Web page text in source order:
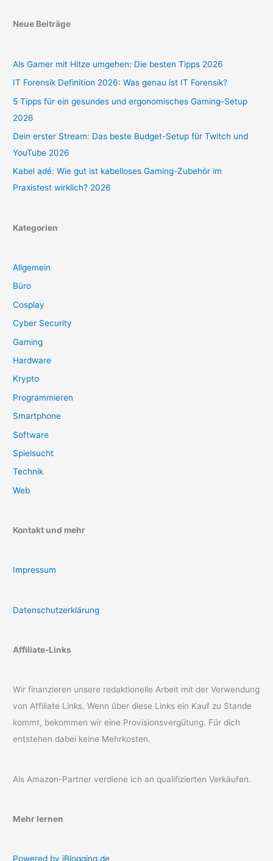
Neue Beiträge
Als Gamer mit Hitze umgehen: Die besten Tipps 2026
IT Forensik Definition 2026: Was genau ist IT Forensik?
5 Tipps für ein gesundes und ergonomisches Gaming-Setup
2026
Dein erster Stream: Das beste Budget-Setup für Twitch und
YouTube 2026
Kabel adé: Wie gut ist kabelloses Gaming-Zubehör im
Praxistest wirklich? 2026
Kategorien
Allgemein
Büro
Cosplay
Cyber Security
Gaming
Hardware
Krypto
Programmieren
Smartphone
Software
Spielsucht
Technik
Web
Kontakt und mehr
Impressum
Datenschutzerklärung
Affiliate-Links
Wir finanzieren unsere redaktionelle Arbeit mit der Verwendung
von Affiliate Links. Wenn über diese Links ein Kauf zu Stande
kommt, bekommen wir eine Provisionsvergütung. Für dich
entstehen dabei keine Mehrkosten.
Als Amazon-Partner verdiene ich an qualifizierten Verkäufen.
Mehr lernen
Powered by iBlogging.de